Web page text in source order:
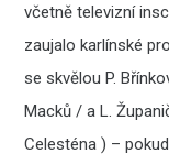
včetně televizní
zaujalo karlínské
se skvělou P.
Macků / a L.
Celesténa ) –